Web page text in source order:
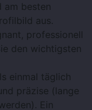
am besten
aus.
professionell
den wichtigsten
einmal täglich
präzise (lange
Ein